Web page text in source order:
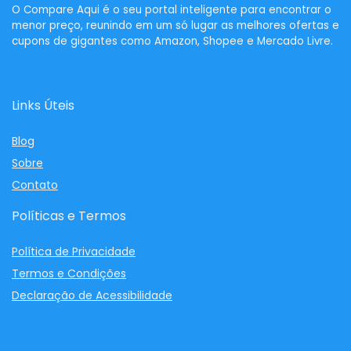
O Compare Aqui é o seu portal inteligente para encontrar o
menor preço, reunindo em um só lugar as melhores ofertas e
cupons de gigantes como Amazon, Shopee e Mercado Livre.
Links Úteis
Blog
Sobre
Contato
Políticas e Termos
Política de Privacidade
Termos e Condições
Declaração de Acessibilidade